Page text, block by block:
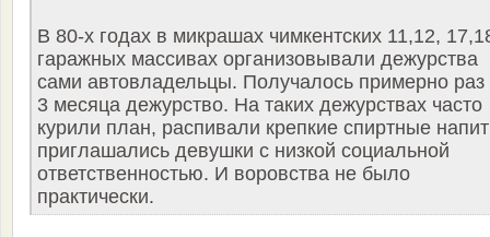
В 80-х годах в микрашах чимкентских 11,12,
гаражных массивах организовывали дежурства
сами автовладельцы. Получалось примерно раз
3 месяца дежурство. На таких дежурствах часто
курили план, распивали крепкие спиртные
приглашались девушки с низкой социальной
ответственностью. И воровства не было
практически.